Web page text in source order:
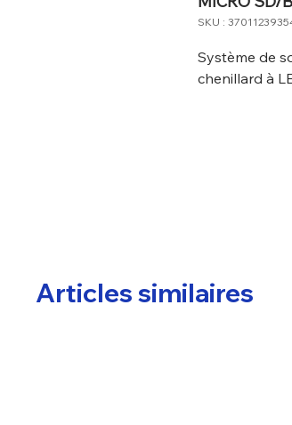
SKU :
Système de
chenillard à
Articles similaires